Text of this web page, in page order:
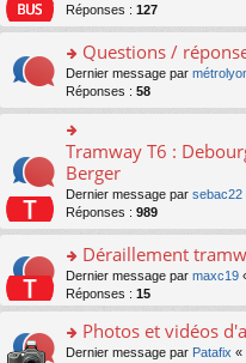
ré
c
nt
le
pl
u
s
ré
nt
a
g
n
o
n
lu
le
u
s
ré
nt
m
e
s
s
a
g
e
n
o
n
lu
le
pl
u
s
ré
c
nt
n
s
ult
er
le
m
e
s
a
g
e
n
lu
le
pl
u
s
Réponses : 127
o
n
s
ult
er
le
m
e
s
s
a
g
e
n
o
n
Questions /
Dernier message par
Réponses : 58
o
n
ult
er
le
m
e
s
s
a
g
Tramway T6 :
Berger
Dernier message par sebac22
Réponses : 989
o
n
s
ult
er
Déraillement
Dernier message par maxc19
Réponses : 15
o
Photos et vidéos
Dernier message par Patafix «